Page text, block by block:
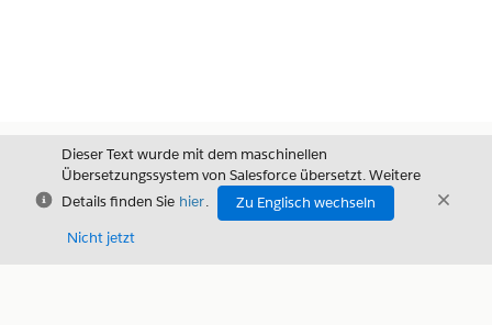
Schließen
Dieser Text wurde mit dem maschinellen
Übersetzungssystem von Salesforce übersetzt. Weitere
Details finden Sie hier.
Zu Englisch wechseln
Nicht jetzt